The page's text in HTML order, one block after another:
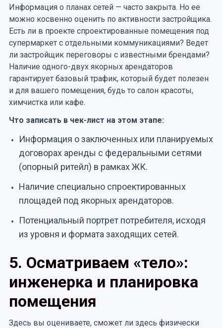
Информация о планах сетей — часто закрыта. Но ее
можно косвенно оценить по активности застройщика.
Есть ли в проекте спроектированные помещения под
супермаркет с отдельными коммуникациями? Ведет
ли застройщик переговоры с известными брендами?
Наличие одного-двух якорных арендаторов
гарантирует базовый трафик, который будет полезен
и для вашего помещения, будь то салон красоты,
химчистка или кафе.
Что записать в чек-лист на этом этапе:
Информация о заключенных или планируемых
договорах аренды с федеральными сетями
(опорный ритейл) в рамках ЖК.
Наличие специально спроектированных
площадей под якорных арендаторов.
Потенциальный портрет потребителя, исходя
из уровня и формата заходящих сетей.
5. Осматриваем «тело»:
инженерка и планировка
помещения
Здесь вы оцениваете, сможет ли здесь физически